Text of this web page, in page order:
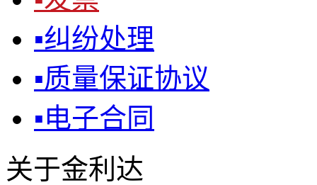
▪纠纷处理
▪质量保证协议
▪电子合同
关于金利达